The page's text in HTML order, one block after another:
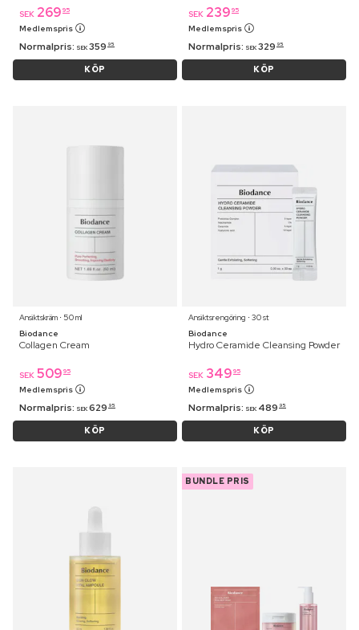
SEK 269 95
Medlemspris
Normalpris: SEK 359 95
KÖP
SEK 239 95
Medlemspris
Normalpris: SEK 329 95
KÖP
Ansiktskräm ⋅ 50 ml
Biodance
Collagen Cream
SEK 509 95
Medlemspris
Normalpris: SEK 629 95
KÖP
Ansiktsrengöring ⋅ 30 st
Biodance
Hydro Ceramide Cleansing Powder
SEK 349 95
Medlemspris
Normalpris: SEK 489 95
KÖP
BUNDLE PRIS